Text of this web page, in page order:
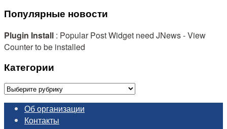
Популярные новости
Plugin Install : Popular Post Widget need JNews - View
Counter to be installed
Категории
Категории
Об организации
Контакты